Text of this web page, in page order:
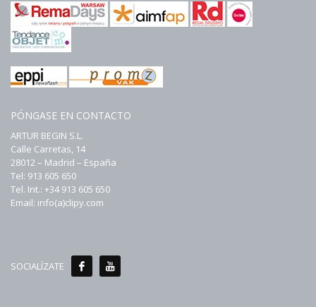
PÓNGASE EN CONTACTO
ARTUR BEGIN S.L.
Calle Carretas, 14
28012 – Madrid – España
Tel: 913 605 650
Tel. Int.: +34 913 605 650
Email: info(a)clipy.com
SOCIALÍZATE